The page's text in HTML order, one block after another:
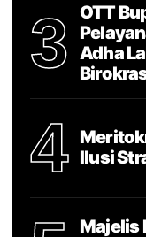
3
OTT
Adha
4
Ilusi
Majelis